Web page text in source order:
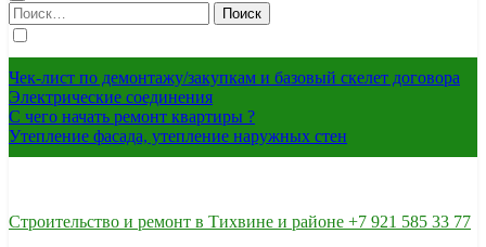
Найти:
Чек-лист по демонтажу/закупкам и базовый скелет договора
Электрические соединения
С чего начать ремонт квартиры ?
Утепление фасада, утепление наружных стен
Строительство и ремонт в Тихвине и районе +7 921 585 33 77